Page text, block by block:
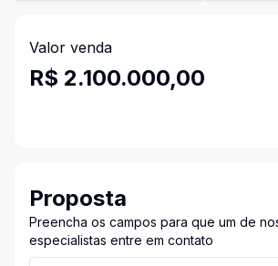
Valor venda
R$ 2.100.000,00
Proposta
Preencha os campos para que um de
especialistas entre em contato